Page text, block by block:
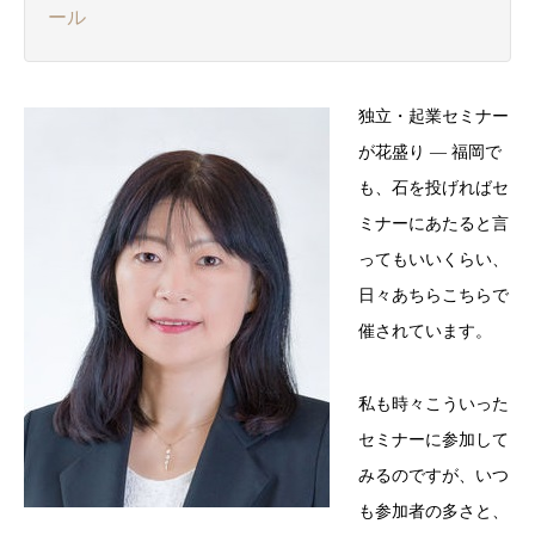
ール
独立・起業セミナー
が花盛り ― 福岡で
も、石を投げればセ
ミナーにあたると言
ってもいいくらい、
日々あちらこちらで
催されています。
私も時々こういった
セミナーに参加して
みるのですが、いつ
も参加者の多さと、